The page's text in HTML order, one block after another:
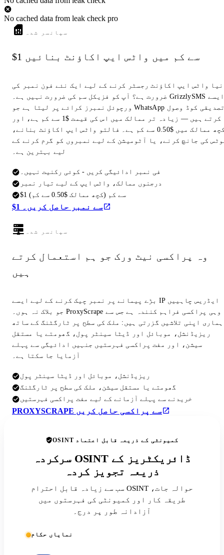
No cached data from leak check pro
سپانسر شدہ
$1 سے کم میں واٹس ایپ اکاؤنٹ بنائیں
نیا واٹس ایپ اکاؤنٹ رجسٹر کرنے کے لیے ایک نئے فون نمبر کی
ضرورت ہے؟ آپ کو فزیکل سم کی ضرورت نہیں ہے۔ GrizzlySMS ایسے
ورچوئل نمبرز کرائے پر لیتا ہے جو WhatsApp تصدیقی کوڈ وصول
کرتے ہیں — زیادہ تر ممالک میں اس کی قیمت $1 سے کم ہے، اور
کچھ ممالک میں $0.50 سے کم ہے۔ فالتو واٹس ایپ اکاؤنٹ بنانے،
کی جانچ کرنے، یا آٹومیشن کے لیے نمبروں کو گرم کرنے کے
لیے بہترین ہے۔
فی نمبر ادائیگی کریں - کوئی رکنیت نہیں۔
درجنوں ممالک، واٹس ایپ کے لیے تیار نمبر
$1 سے کم (کچھ ممالک $0.50 سے کم)
$1 سے نمبر حاصل کریں۔
سپانسر شدہ
وہ پراکسی نیٹ ورک جو ہم استعمال کرتے
ہیں
بڑے پیمانے پر نمبر چیک کرنے کے لیے ایسے IP ایڈریس چاہییں
جو بلاک نہ ہوں۔ ProxyScrape وہی پراکسی فراہم کنندہ ہے جس سے
ہماری اپنی تلاشیں گزرتی ہیں: ملک کی سطح پر ٹارگٹنگ کے ساتھ
ریزیڈنشل، موبائل اور ڈیٹا سینٹر پول، گھومتے یا مستقل
سیشن، اور مفت پراکسی فہرستیں جنہیں ادائیگی سے پہلے
آزمایا جا سکتا ہے۔
ریزیڈنشل، موبائل اور ڈیٹا سینٹر پول
گھومتے یا مستقل سیشن، ملک کی سطح پر ٹارگٹنگ
خریدنے سے پہلے آزمانے کے لیے مفت پراکسی فہرستیں
PROXYSCRAPE سے پراکسی حاصل کریں
OSINT کمیونٹی کے ذریعہ قابل اعتماد
سرکردہ OSINT ڈائریکٹریز کے
ذریعہ تجویز کردہ
سب سے زیادہ قابل احترام OSINT حوالہ جات،
طریقہ کار اور کمیونٹی کی فہرستوں میں
آزادانہ طور پر درج۔
نمایاں حکام